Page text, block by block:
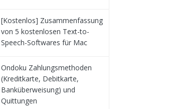
[Kostenlos] Zusammenfassung
von 5 kostenlosen Text-to-
Speech-Softwares für Mac
Ondoku Zahlungsmethoden
(Kreditkarte, Debitkarte,
Banküberweisung) und
Quittungen